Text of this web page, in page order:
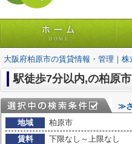
大阪府柏原市の賃貸情報・管理｜
駅徒歩7分以内,の柏原
≫さ
地域
柏原市
賃料
下限なし～上限なし